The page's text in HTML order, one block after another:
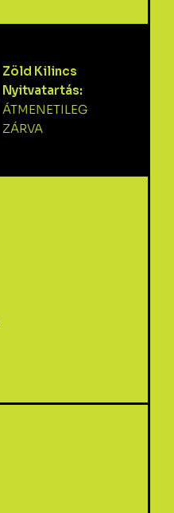
Zöld Kilincs
Nyitvatartás:
ÁTMENETILEG
ZÁRVA